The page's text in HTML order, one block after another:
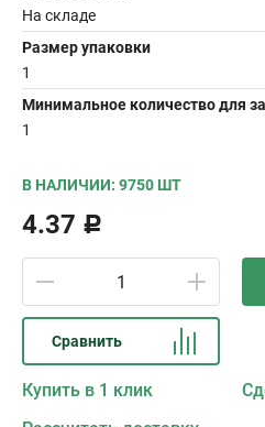
На складе
Размер упаковки
1
Минимальное количество для
1
В НАЛИЧИИ: 9750 ШТ
4.37 Р
Сравнить
Купить в 1 клик